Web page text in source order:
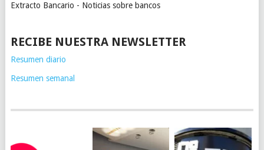
Extracto Bancario - Noticias sobre bancos
RECIBE NUESTRA NEWSLETTER
Resumen diario
Resumen semanal